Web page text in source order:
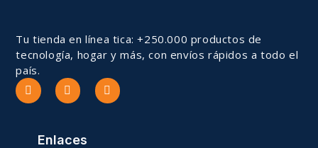
Tu tienda en línea tica: +250.000 productos de
tecnología, hogar y más, con envíos rápidos a todo el
país.
Enlaces